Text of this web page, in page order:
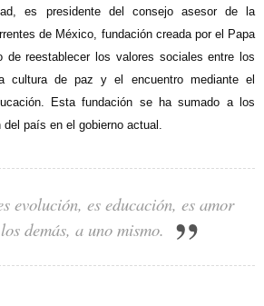
es presidente del consejo asesor de la
de México, fundación creada por el Papa
de reestablecer los valores sociales entre los
cultura de paz y el encuentro mediante el
Esta fundación se ha sumado a los
país en el gobierno actual.
evolución, es educación, es amor
demás, a uno mismo.